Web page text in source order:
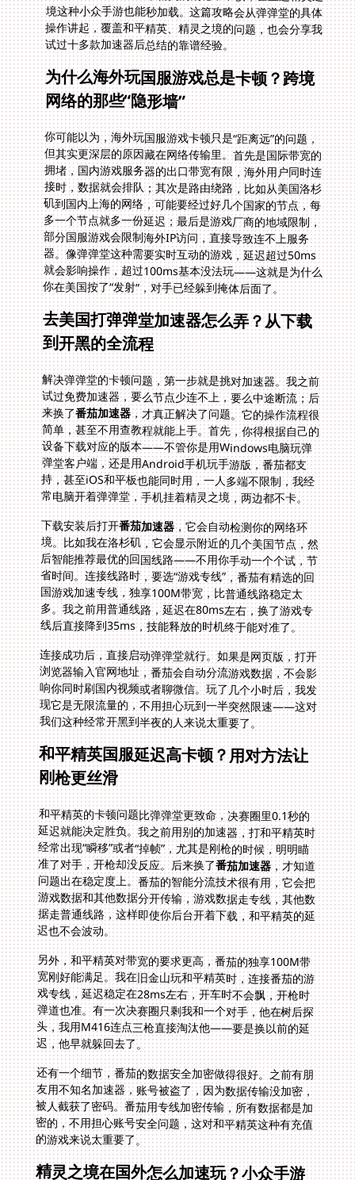
试过十多款加速器后总结的靠谱经验。
为什么海外玩国服游戏总是卡顿？跨境
网络的那些“隐形墙”
你可能以为，海外玩国服游戏卡顿只是“距离远”的问题，
但其实更深层的原因藏在网络传输里。首先是国际带宽的
拥堵，国内游戏服务器的出口带宽有限，海外用户同时连
接时，数据就会排队；其次是路由绕路，比如从美国洛杉
矶到国内上海的网络，可能要经过好几个国家的节点，每
多一个节点就多一份延迟；最后是游戏厂商的地域限制，
部分国服游戏会限制海外IP访问，直接导致连不上服务
器。像弹弹堂这种需要实时互动的游戏，延迟超过50ms
就会影响操作，超过100ms基本没法玩——这就是为什么
你在美国按了“发射”，对手已经躲到掩体后面了。
去美国打弹弹堂加速器怎么弄？从下载
到开黑的全流程
解决弹弹堂的卡顿问题，第一步就是挑对加速器。我之前
试过免费加速器，要么节点少连不上，要么中途断流；后
来换了番茄加速器，才真正解决了问题。它的操作流程很
简单，甚至不用查教程就能上手。首先，你得根据自己的
设备下载对应的版本——不管你是用Windows电脑玩弹
弹堂客户端，还是用Android手机玩手游版，番茄都支
持，甚至iOS和平板也能同时用，一人多端不限制，我经
常电脑开着弹弹堂，手机挂着精灵之境，两边都不卡。
下载安装后打开番茄加速器，它会自动检测你的网络环
境。比如我在洛杉矶，它会显示附近的几个美国节点，然
后智能推荐最优的回国线路——不用你手动一个个试，节
省时间。连接线路时，要选“游戏专线”，番茄有精选的回
国游戏加速专线，独享100M带宽，比普通线路稳定太
多。我之前用普通线路，延迟在80ms左右，换了游戏专
线后直接降到35ms，技能释放的时机终于能对准了。
连接成功后，直接启动弹弹堂就行。如果是网页版，打开
浏览器输入官网地址，番茄会自动分流游戏数据，不会影
响你同时刷国内视频或者聊微信。玩了几个小时后，我发
现它是无限流量的，不用担心玩到一半突然限速——这对
我们这种经常开黑到半夜的人来说太重要了。
和平精英国服延迟高卡顿？用对方法让
刚枪更丝滑
和平精英的卡顿问题比弹弹堂更致命，决赛圈里0.1秒的
延迟就能决定胜负。我之前用别的加速器，打和平精英时
经常出现“瞬移”或者“掉帧”，尤其是刚枪的时候，明明瞄
准了对手，开枪却没反应。后来换了番茄加速器，才知道
问题出在稳定度上。番茄的智能分流技术很有用，它会把
游戏数据和其他数据分开传输，游戏数据走专线，其他数
据走普通线路，这样即使你后台开着下载，和平精英的延
迟也不会波动。
另外，和平精英对带宽的要求更高，番茄的独享100M带
宽刚好能满足。我在旧金山玩和平精英时，连接番茄的游
戏专线，延迟稳定在28ms左右，开车时不会飘，开枪时
弹道也准。有一次决赛圈只剩我和一个对手，他在树后探
头，我用M416连点三枪直接淘汰他——要是换以前的延
迟，他早就躲回去了。
还有一个细节，番茄的数据安全加密做得很好。之前有朋
友用不知名加速器，账号被盗了，因为数据传输没加密，
被人截获了密码。番茄用专线加密传输，所有数据都是加
密的，不用担心账号安全问题，这对和平精英这种有充值
的游戏来说太重要了。
精灵之境在国外怎么加速玩？小众手游